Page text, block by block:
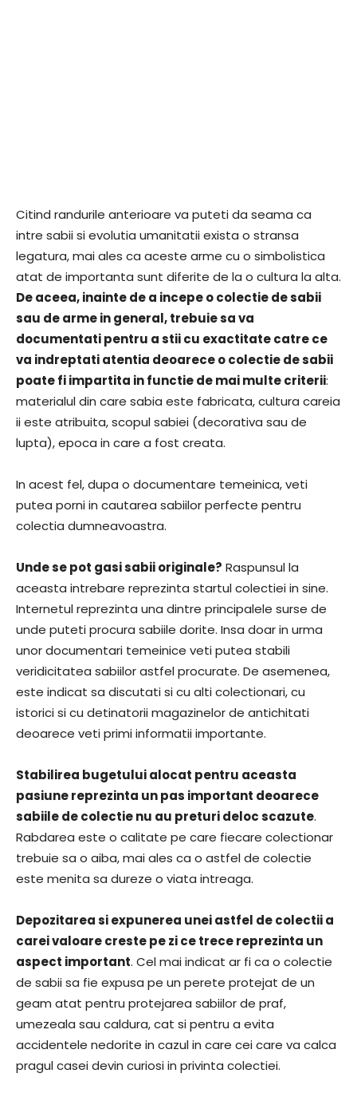
Citind randurile anterioare va puteti da seama ca
intre sabii si evolutia umanitatii exista o stransa
legatura, mai ales ca aceste arme cu o simbolistica
atat de importanta sunt diferite de la o cultura la alta.
De aceea, inainte de a incepe o colectie de sabii
sau de arme in general, trebuie sa va
documentati pentru a stii cu exactitate catre ce
va indreptati atentia deoarece o colectie de sabii
poate fi impartita in functie de mai multe criterii:
materialul din care sabia este fabricata, cultura careia
ii este atribuita, scopul sabiei (decorativa sau de
lupta), epoca in care a fost creata.
In acest fel, dupa o documentare temeinica, veti
putea porni in cautarea sabiilor perfecte pentru
colectia dumneavoastra.
Unde se pot gasi sabii originale? Raspunsul la
aceasta intrebare reprezinta startul colectiei in sine.
Internetul reprezinta una dintre principalele surse de
unde puteti procura sabiile dorite. Insa doar in urma
unor documentari temeinice veti putea stabili
veridicitatea sabiilor astfel procurate. De asemenea,
este indicat sa discutati si cu alti colectionari, cu
istorici si cu detinatorii magazinelor de antichitati
deoarece veti primi informatii importante.
Stabilirea bugetului alocat pentru aceasta
pasiune reprezinta un pas important deoarece
sabiile de colectie nu au preturi deloc scazute.
Rabdarea este o calitate pe care fiecare colectionar
trebuie sa o aiba, mai ales ca o astfel de colectie
este menita sa dureze o viata intreaga.
Depozitarea si expunerea unei astfel de colectii a
carei valoare creste pe zi ce trece reprezinta un
aspect important. Cel mai indicat ar fi ca o colectie
de sabii sa fie expusa pe un perete protejat de un
geam atat pentru protejarea sabiilor de praf,
umezeala sau caldura, cat si pentru a evita
accidentele nedorite in cazul in care cei care va calca
pragul casei devin curiosi in privinta colectiei.